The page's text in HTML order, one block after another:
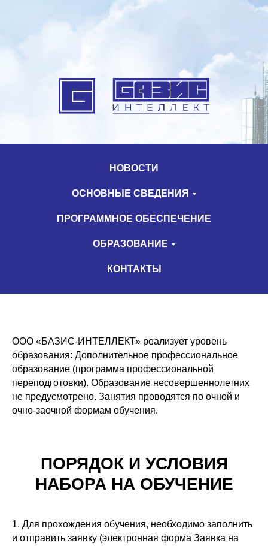
НОВОСТИ
ОСНОВНЫЕ СВЕДЕНИЯ
ПРОГРАММНОЕ ОБЕСПЕЧЕНИЕ
ОБРАЗОВАНИЕ
КОНТАКТЫ
ООО «БАЗИС-ИНТЕЛЛЕКТ» реализует уровень
образования: Дополнительное профессиональное
образование (программа профессиональной
переподготовки). Образование несовершеннолетних
не предусмотрено. Занятия проводятся по очной и
очно-заочной формам обучения.
ПОРЯДОК И УСЛОВИЯ
НАБОРА НА ОБУЧЕНИЕ
1. Для прохождения обучения, необходимо заполнить
и отправить заявку (электронная форма Заявка на